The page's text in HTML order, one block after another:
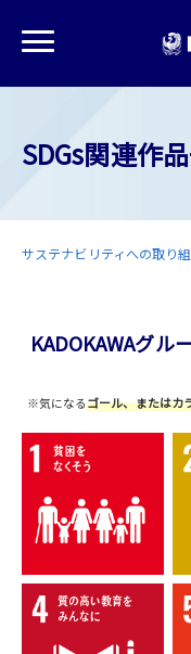
SDGs関連作
サステナビリティへの取り
KADOKAWAグル
※気になるゴール、またはカ